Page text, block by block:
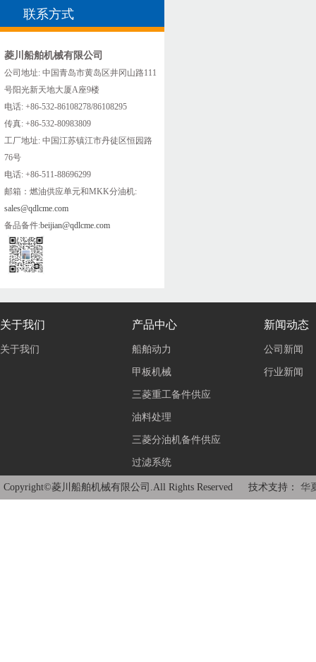
联系方式
菱川船舶机械有限公司
公司地址: 中国青岛市黄岛区井冈山路111
号阳光新天地大厦A座9楼
电话: +86-532-86108278/86108295
传真: +86-532-80983809
工厂地址: 中国江苏镇江市丹徒区恒园路
76号
电话: +86-511-88696299
邮箱：燃油供应单元和MKK分油机:
sales@qdlcme.com
备品备件:beijian@qdlcme.com
关于我们
关于我们
产品中心
船舶动力
甲板机械
三菱重工备件供应
油料处理
三菱分油机备件供应
过滤系统
新闻动态
公司新闻
行业新闻
Copyright©菱川船舶机械有限公司.All Rights Reserved 技术支持： 华